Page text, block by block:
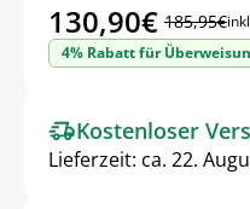
185,95€
Preis
185,95€
130,90€
Aktueller
Preis
130,90€.
4% Rabatt für
Kostenloser
Lieferzeit: ca. 22.